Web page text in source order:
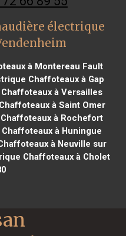
électrique
à Montereau Fault
Chaffoteaux à Gap
à Versailles
à Saint Omer
à Rochefort
à Huningue
à Neuville sur
Chaffoteaux à Cholet